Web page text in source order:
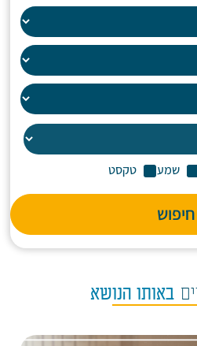
שמע טקסט
חיפוש
באותו הנושא